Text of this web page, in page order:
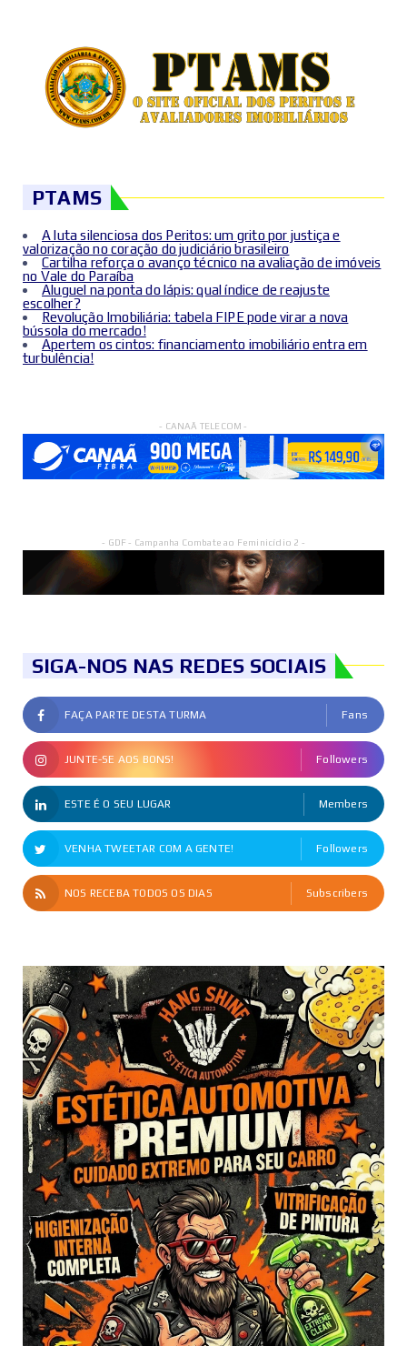
PTAMS
A luta silenciosa dos Peritos: um grito por justiça e
valorização no coração do judiciário brasileiro
Cartilha reforça o avanço técnico na avaliação de imóveis
no Vale do Paraíba
Aluguel na ponta do lápis: qual índice de reajuste
escolher?
Revolução Imobiliária: tabela FIPE pode virar a nova
bússola do mercado!
Apertem os cintos: financiamento imobiliário entra em
turbulência!
- CANAÃ TELECOM -
- GDF - Campanha Combate ao Feminicídio 2 -
SIGA-NOS NAS REDES SOCIAIS
FAÇA PARTE DESTA TURMA Fans
JUNTE-SE AOS BONS! Followers
ESTE É O SEU LUGAR Members
VENHA TWEETAR COM A GENTE! Followers
NOS RECEBA TODOS OS DIAS Subscribers